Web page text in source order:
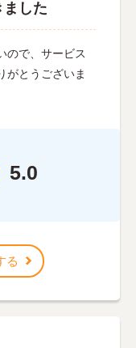
ました
ので、サービス
がとうございま
5.0
る